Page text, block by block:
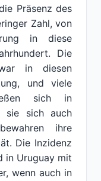
Präsenz des
Zahl, von
in diese
Die
in diesen
und viele
sich in
sie sich auch
ihre
Die Inzidenz
in Uruguay mit
wenn auch in